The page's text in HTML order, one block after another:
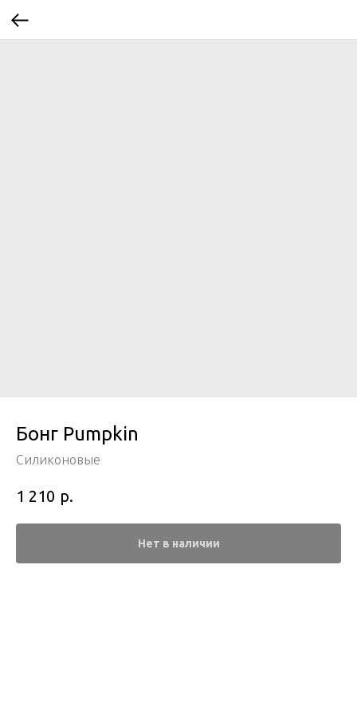
Бонг Pumpkin
Силиконовые
1 210 р.
Нет в наличии